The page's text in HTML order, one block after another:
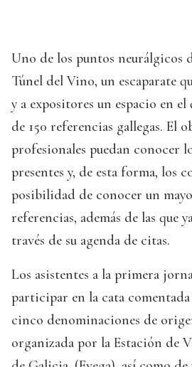
Uno de los puntos neurálgicos
Túnel del Vino, un escaparate
y a expositores un espacio en el
de 150 referencias gallegas. El
profesionales puedan conocer
presentes y, de esta forma, los
posibilidad de conocer un
referencias, además de las que
través de su agenda de citas.
Los asistentes a la primera
participar en la cata
cinco denominaciones de
organizada por la Estación de